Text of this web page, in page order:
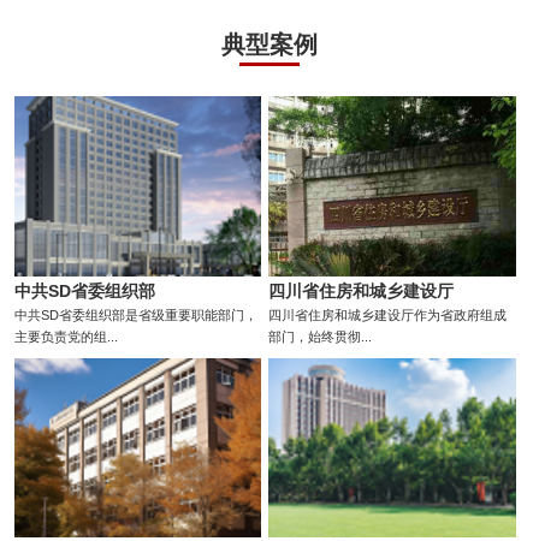
典型案例
中共SD省委组织部
中共SD省委组织部是省级重要职能部门，
主要负责党的组...
四川省住房和城乡建设厅
四川省住房和城乡建设厅作为省政府组成
部门，始终贯彻...